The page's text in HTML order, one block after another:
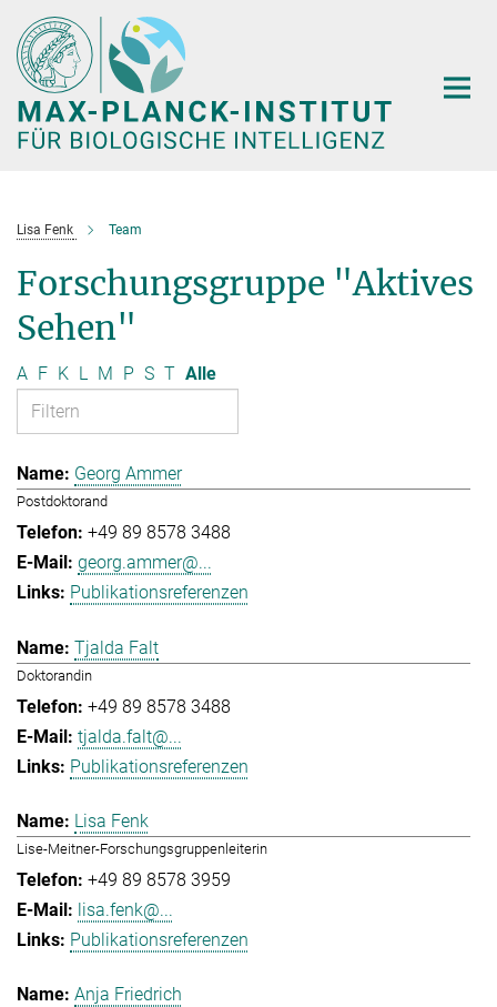
Hauptinhalt
Lisa Fenk Team
Forschungsgruppe "Aktives
Sehen"
A F K L M P S T Alle
Georg Ammer
Postdoktorand
+49 89 8578 3488
georg.ammer@...
Publikationsreferenzen
Tjalda Falt
Doktorandin
+49 89 8578 3488
tjalda.falt@...
Publikationsreferenzen
Lisa Fenk
Lise-Meitner-Forschungsgruppenleiterin
+49 89 8578 3959
lisa.fenk@...
Publikationsreferenzen
Anja Friedrich